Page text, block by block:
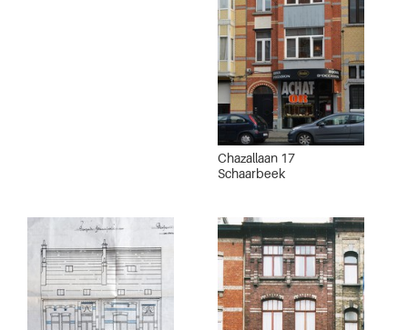
Chazallaan 17
Schaarbeek